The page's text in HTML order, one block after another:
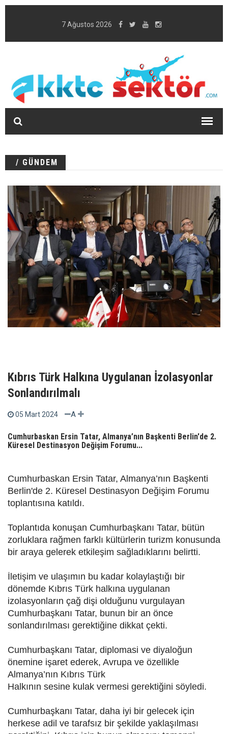
7 Ağustos 2026
/ GÜNDEM
Kıbrıs Türk Halkına Uygulanan İzolasyonlar
Sonlandırılmalı
05 Mart 2024 A
Cumhurbaskan Ersin Tatar, Almanya’nın Başkenti Berlin'de 2.
Küresel Destinasyon Değişim Forumu...
Cumhurbaskan Ersin Tatar, Almanya’nın Başkenti
Berlin'de 2. Küresel Destinasyon Değişim Forumu
toplantısına katıldı.
Toplantıda konuşan Cumhurbaşkanı Tatar, bütün
zorluklara rağmen farklı kültürlerin turizm konusunda
bir araya gelerek etkileşim sağladıklarını belirtti.
İletişim ve ulaşımın bu kadar kolaylaştığı bir
dönemde Kıbrıs Türk halkına uygulanan
izolasyonların çağ dişi olduğunu vurgulayan
Cumhurbaşkanı Tatar, bunun bir an önce
sonlandırılması gerektiğine dikkat çekti.
Cumhurbaşkanı Tatar, diplomasi ve diyaloğun
önemine işaret ederek, Avrupa ve özellikle
Almanya’nın Kıbrıs Türk
Halkının sesine kulak vermesi gerektiğini söyledi.
Cumhurbaşkanı Tatar, daha iyi bir gelecek için
herkese adil ve tarafsız bir şekilde yaklaşılması